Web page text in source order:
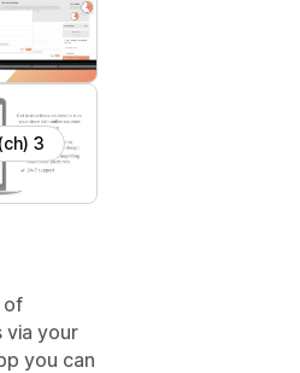
3
of
via your
you can